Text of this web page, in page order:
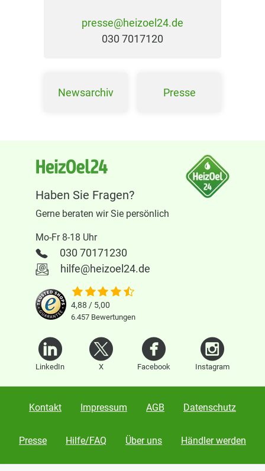
presse@heizoel24.de
030 7017120
Newsarchiv Presse
Haben Sie Fragen?
Gerne beraten wir Sie persönlich
Mo-Fr 8-18 Uhr
030 70171230
hilfe@heizoel24.de
4,88 / 5,00
6.457 Bewertungen
LinkedIn X Facebook Instagram
Kontakt Impressum AGB Datenschutz
Presse Hilfe/FAQ Über uns Händler werden